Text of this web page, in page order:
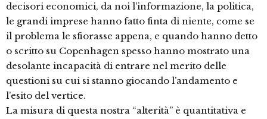
decisori economici, da noi l’informazione, la politica,
le grandi imprese hanno fatto finta di niente, come se
il problema le sfiorasse appena, e quando hanno detto
o scritto su Copenhagen spesso hanno mostrato una
desolante incapacità di entrare nel merito delle
questioni su cui si stanno giocando l’andamento e
l’esito del vertice.
La misura di questa nostra “alterità” è quantitativa e